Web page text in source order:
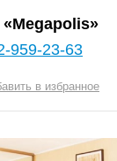
959-23-63
в избранное